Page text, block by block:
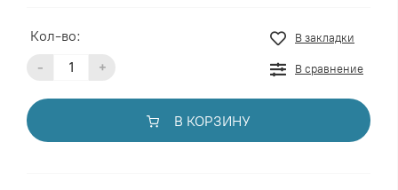
Кол-во:
- +
В закладки
В сравнение
В КОРЗИНУ